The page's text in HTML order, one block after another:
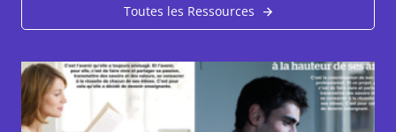
Toutes les Ressources